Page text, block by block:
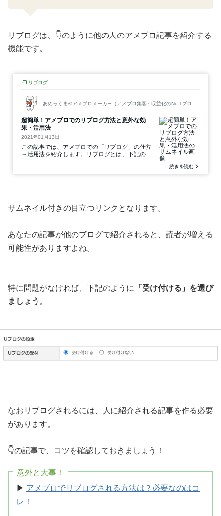
リブログは、👇のように他の人のアメブロ記事を紹介する
機能です。
サムネイル付きの目立つリンクとなります。
あなたの記事が他のブログで紹介されると、読者が増える
可能性がありますよね。
特に問題がなければ、下記のように
「受け付ける」を選び
ましょう 。
なおリブログされるには、人に紹介される記事を作る必要
があります。
👇の記事で、コツを確認しておきましょう！
意外と大事！
▶ アメブロでリブログされる方法は？必要なのはコ
レ！